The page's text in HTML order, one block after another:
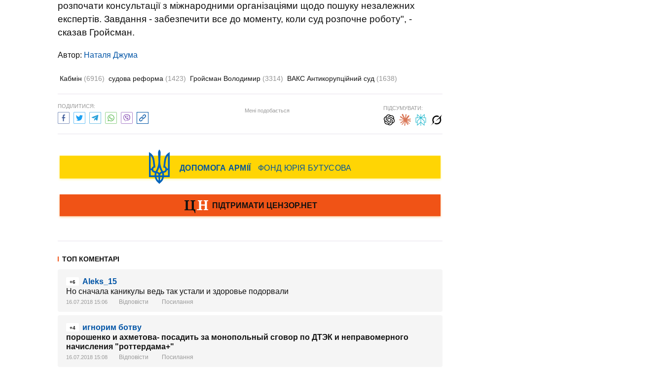
розпочати консультації з міжнародними організаціями щодо пошуку незалежних
експертів. Завдання - забезпечити все до моменту, коли суд розпочне роботу", -
сказав Гройсман.
Автор: Наталя Джума
Кабмін (6916) судова реформа (1423) Гройсман Володимир (3314) ВАКС Антикорупційний суд (1638)
ПОДІЛИТИСЯ:
Мені подобається ПІДСУМУВАТИ:
ТОП КОМЕНТАРІ
+6
Aleks_15
Но сначала каникулы ведь так устали и здоровье подорвали
16.07.2018 15:06 Відповісти Посилання
+4
игнорим ботву
порошенко и ахметова- посадить за монопольный сговор по ДТЭК и неправомерного
начисления "роттердама+"
16.07.2018 15:08 Відповісти Посилання